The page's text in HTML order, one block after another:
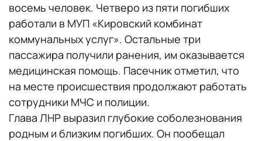
восемь человек. Четверо из пяти погибших
работали в МУП «Кировский комбинат
коммунальных услуг». Остальные три
пассажира получили ранения, им оказывается
медицинская помощь. Пасечник отметил, что
на месте происшествия продолжают работать
сотрудники МЧС и полиции.
Глава ЛНР выразил глубокие соболезнования
родным и близким погибших. Он пообещал